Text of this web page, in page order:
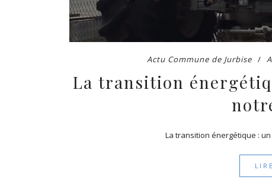
Actu Commune de Jurbise
La transition
La transition énergétique :